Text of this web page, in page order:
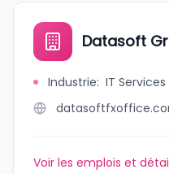
Datasoft
Industrie: IT
Voir les emplois et